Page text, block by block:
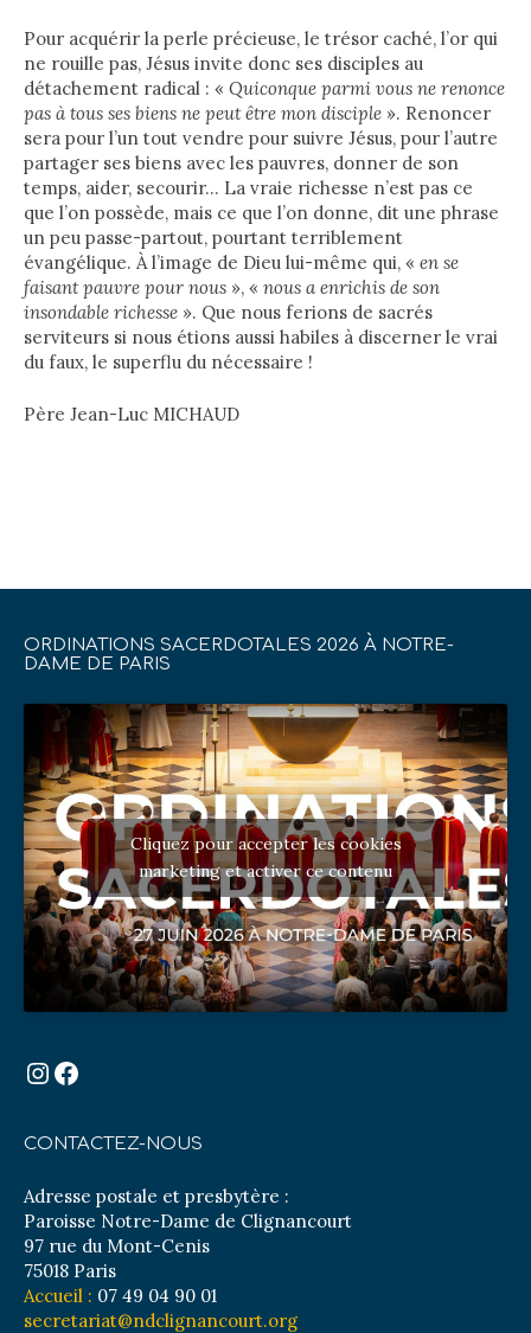
Pour acquérir la perle précieuse, le trésor caché, l’or qui
ne rouille pas, Jésus invite donc ses disciples au
détachement radical : « Quiconque parmi vous ne renonce
pas à tous ses biens ne peut être mon disciple ». Renoncer
sera pour l’un tout vendre pour suivre Jésus, pour l’autre
partager ses biens avec les pauvres, donner de son
temps, aider, secourir… La vraie richesse n’est pas ce
que l’on possède, mais ce que l’on donne, dit une phrase
un peu passe-partout, pourtant terriblement
évangélique. À l’image de Dieu lui-même qui, « en se
faisant pauvre pour nous », « nous a enrichis de son
insondable richesse ». Que nous ferions de sacrés
serviteurs si nous étions aussi habiles à discerner le vrai
du faux, le superflu du nécessaire !
Père Jean-Luc MICHAUD
ORDINATIONS SACERDOTALES 2026 À NOTRE-
DAME DE PARIS
Cliquez pour accepter les cookies
marketing et activer ce contenu
Instagram
Facebook
CONTACTEZ-NOUS
Adresse postale et presbytère :
Paroisse Notre-Dame de Clignancourt
97 rue du Mont-Cenis
75018 Paris
Accueil : 07 49 04 90 01
secretariat@ndclignancourt.org